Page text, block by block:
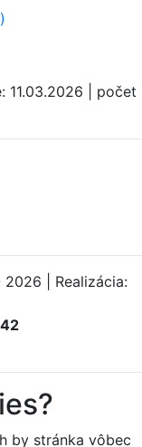
11.03.2026 | počet
| Realizácia:
by stránka vôbec